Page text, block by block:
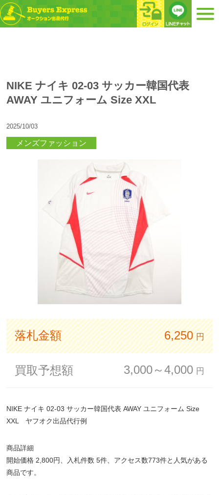
NIKE ナイキ 02-03 サッカー韓国代表
AWAY ユニフォーム Size XXL
2025/10/03
メンズファッション
落札金額 6,250 円
買取予想額 3,000～4,000 円
NIKE ナイキ 02-03 サッカー韓国代表 AWAY ユニフォーム Size
XXL ヤフオク出品代行例
商品詳細
開始価格 2,800円、入札件数 5件、アクセス数773件と人気がある
商品です。